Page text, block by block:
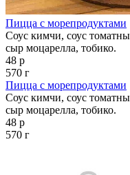
Пицца с морепродуктами
Соус кимчи, соус
сыр моцарелла, тобико.
48 р
570 г
Пицца с морепродуктами
Соус кимчи, соус
сыр моцарелла, тобико.
48 р
570 г